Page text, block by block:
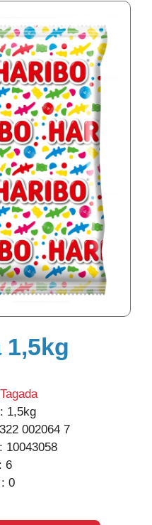
1,5kg
Tagada
1,5kg
002064 7
10043058
6
0